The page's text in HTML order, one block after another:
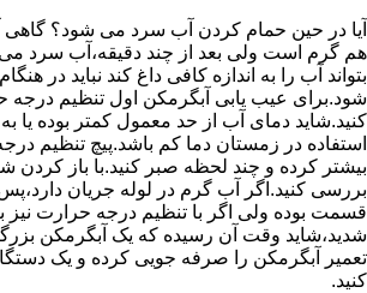
آیا در حین حمام کردن آب سرد می شود؟
هم گرم است ولی بعد از چند دقیقه،آب سرد
بتواند آب را به اندازه کافی داغ کند نباید در
شود.برای عیب یابی آبگرمکن اول تنظیم درجه
کنید.شاید دمای آب از حد معمول کمتر بوده یا
استفاده در زمستان دما کم باشد.پیچ تنظیم
بیشتر کرده و چند لحظه صبر کنید.با باز کردن
بررسی کنید.اگر آب گرم در لوله جریان
قسمت بوده ولی اگر با تنظیم درجه حرارت نیز
شدید،شاید وقت آن رسیده که یک آبگرمکن
تعمیر آبگرمکن را صرفه جویی کرده و یک دستگاه
کنید.